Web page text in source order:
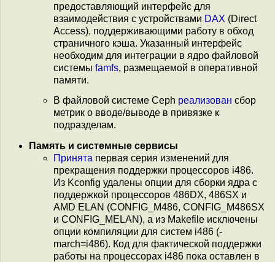
предоставляющий интерфейс для
взаимодействия с устройствами DAX (Direct
Access), поддерживающими работу в обход
страничного кэша. Указанный интерфейс
необходим для интеграции в ядро файловой
системы famfs, размещаемой в оперативной
памяти.
В файловой системе Ceph реализован сбор
метрик о вводе/выводе в привязке к
подразделам.
Память и системные сервисы
Принята первая серия изменений для
прекращения поддержки процессоров i486.
Из Kconfig удалены опции для сборки ядра с
поддержкой процессоров 486DX, 486SX и
AMD ELAN (CONFIG_M486, CONFIG_M486SX
и CONFIG_MELAN), а из Makefile исключены
опции компиляции для систем i486 (-
march=i486). Код для фактической поддержки
работы на процессорах i486 пока оставлен в